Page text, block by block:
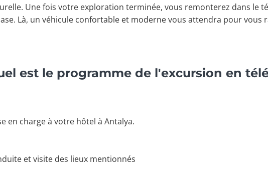
Une fois votre exploration terminée, vous remonterez dans le
Là, un véhicule confortable et moderne vous attendra pour vous
est le programme de l'excursion en
en charge à votre hôtel à Antalya.
et visite des lieux mentionnés